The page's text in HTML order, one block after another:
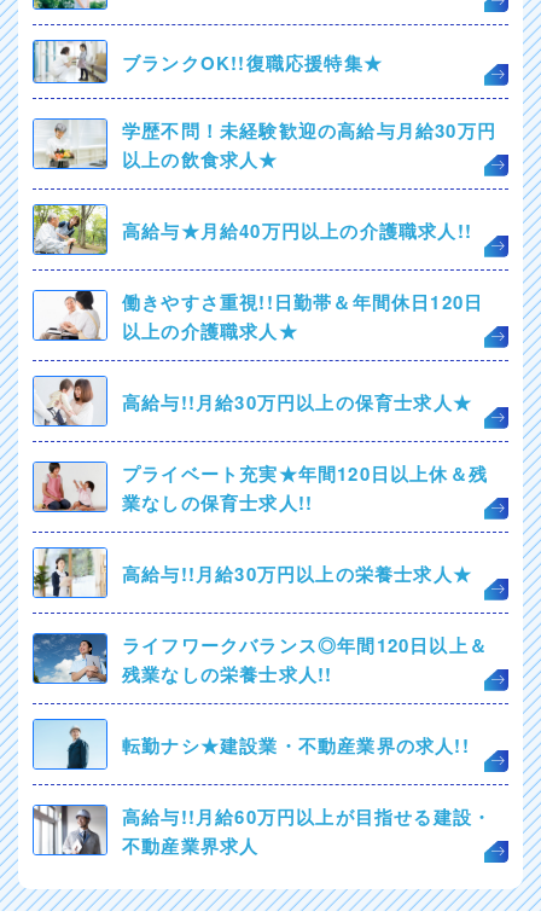
ブランクOK!!復職応援特集★
学歴不問！未経験歓迎の高給与月給30万円
以上の飲食求人★
高給与★月給40万円以上の介護職求人!!
働きやすさ重視!!日勤帯＆年間休日120日
以上の介護職求人★
高給与!!月給30万円以上の保育士求人★
プライベート充実★年間120日以上休＆残
業なしの保育士求人!!
高給与!!月給30万円以上の栄養士求人★
ライフワークバランス◎年間120日以上＆
残業なしの栄養士求人!!
転勤ナシ★建設業・不動産業界の求人!!
高給与!!月給60万円以上が目指せる建設・
不動産業界求人